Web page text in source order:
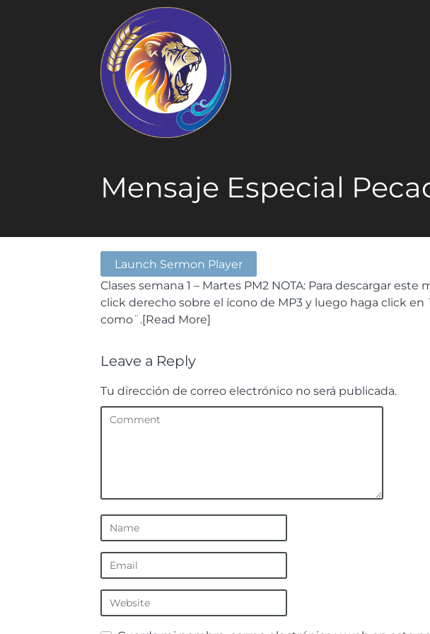
Mensaje Especial
Launch Sermon Player
Clases semana 1 – Martes PM2 NOTA: Para descargar este
click derecho sobre el ícono de MP3 y luego haga click en
como¨.[Read More]
Leave a Reply
Tu dirección de correo electrónico no será publicada.